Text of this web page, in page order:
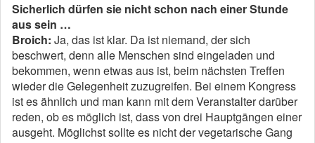
Sicherlich dürfen sie nicht schon nach einer Stunde
aus sein …
Broich: Ja, das ist klar. Da ist niemand, der sich
beschwert, denn alle Menschen sind eingeladen und
bekommen, wenn etwas aus ist, beim nächsten Treffen
wieder die Gelegenheit zuzugreifen. Bei einem Kongress
ist es ähnlich und man kann mit dem Veranstalter darüber
reden, ob es möglich ist, dass von drei Hauptgängen einer
ausgeht. Möglichst sollte es nicht der vegetarische Gang